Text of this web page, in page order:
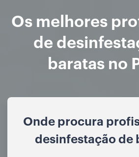
Os melhores
de
baratas no
Onde procura
desinfestação de